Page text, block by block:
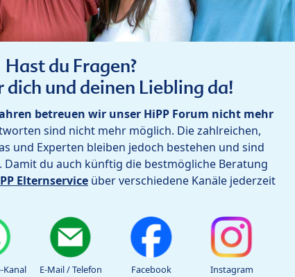
Hast du Fragen?
und deinen Liebling da!
betreuen wir unser HiPP Forum nicht mehr
sind nicht mehr möglich. Die zahlreichen,
und Experten bleiben jedoch bestehen und sind
du auch künftig die bestmögliche Beratung
Elternservice über verschiedene Kanäle jederzeit
Kanal E-Mail / Telefon Facebook Instagram